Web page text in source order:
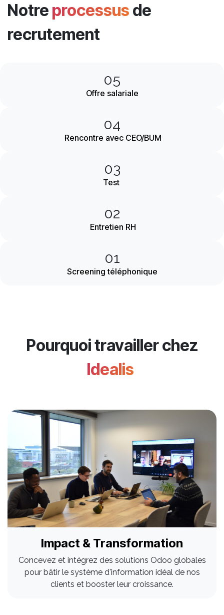
Notre processus de
recrutement
05
Offre salariale
04
Rencontre avec CEO/BUM
03
Test
02
Entretien RH
01
Screening téléphonique
Pourquoi travailler chez
Idealis
Impact & Transformation
Concevez et intégrez des solutions Odoo globales
pour bâtir le système d'information idéal de nos
clients et booster leur croissance.